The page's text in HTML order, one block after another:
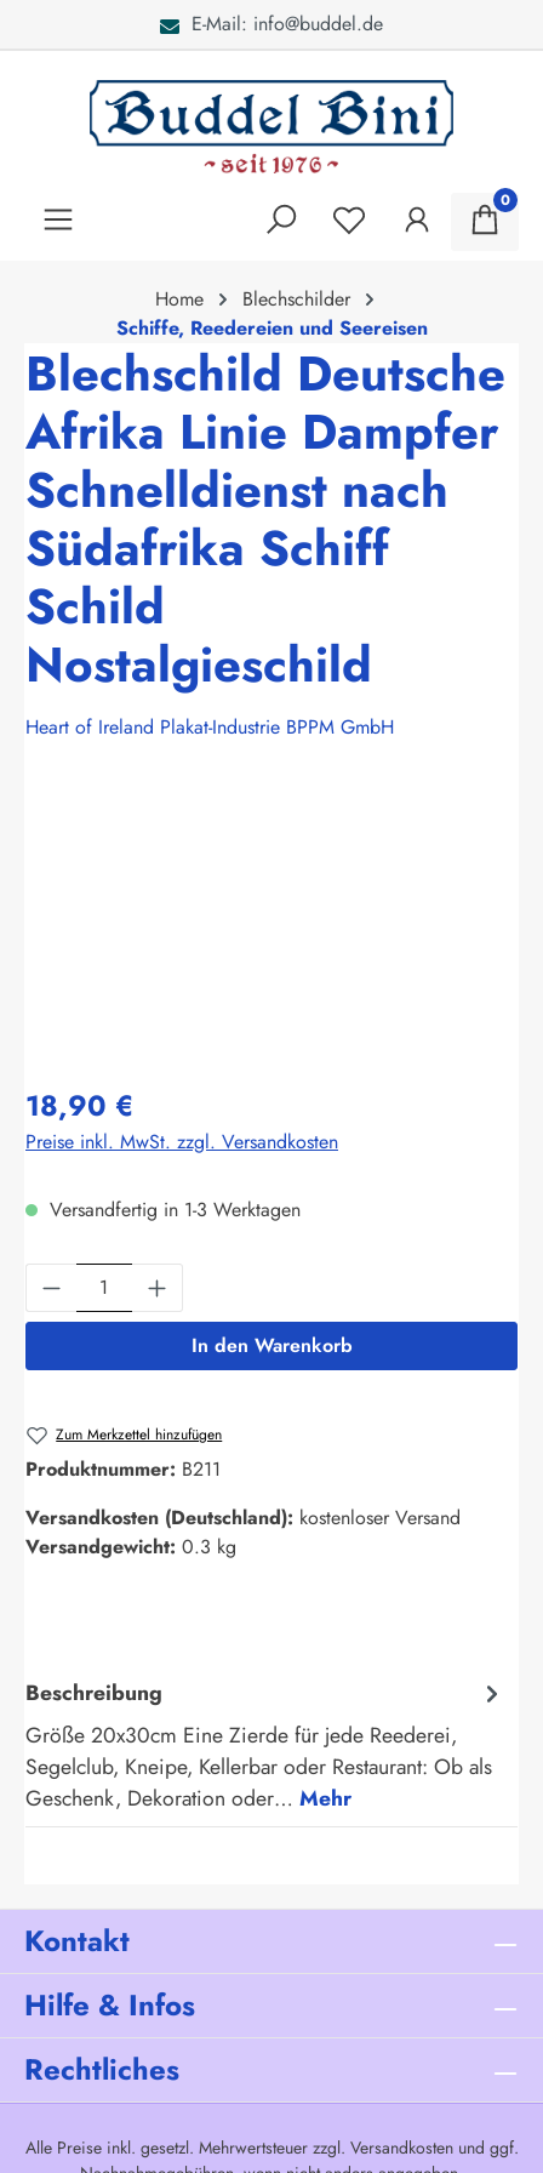
E-Mail: info@buddel.de
0
Home
Blechschilder
Schiffe, Reedereien und Seereisen
Blechschild Deutsche
Afrika Linie Dampfer
Schnelldienst nach
Südafrika Schiff
Schild
Nostalgieschild
Heart of Ireland Plakat-Industrie BPPM GmbH
18,90 €
Preise inkl. MwSt. zzgl. Versandkosten
Versandfertig in 1-3 Werktagen
Produkt Anzahl: Gib den gewünschten
In den Warenkorb
Zum Merkzettel hinzufügen
Produktnummer: B211
Versandkosten (Deutschland): kostenloser Versand
Versandgewicht: 0.3 kg
Beschreibung
Größe 20x30cm Eine Zierde für jede Reederei,
Segelclub, Kneipe, Kellerbar oder Restaurant: Ob als
Geschenk, Dekoration oder… Mehr
Kontakt
Hilfe & Infos
Rechtliches
Alle Preise inkl. gesetzl. Mehrwertsteuer zzgl. Versandkostenund ggf.